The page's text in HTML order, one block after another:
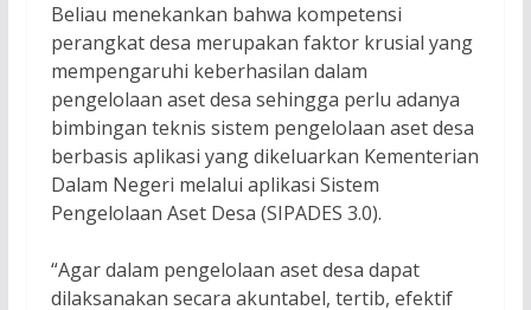
Beliau menekankan bahwa kompetensi
perangkat desa merupakan faktor krusial yang
mempengaruhi keberhasilan dalam
pengelolaan aset desa sehingga perlu adanya
bimbingan teknis sistem pengelolaan aset desa
berbasis aplikasi yang dikeluarkan Kementerian
Dalam Negeri melalui aplikasi Sistem
Pengelolaan Aset Desa (SIPADES 3.0).
“Agar dalam pengelolaan aset desa dapat
dilaksanakan secara akuntabel, tertib, efektif